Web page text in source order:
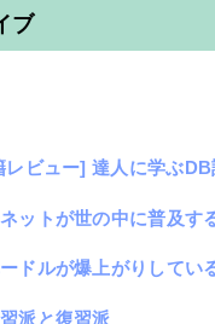
ブ
ビュー] 達人に学ぶDB設
トが世の中に普及するほど増え
ドルが爆上がりしてい
派と復習派